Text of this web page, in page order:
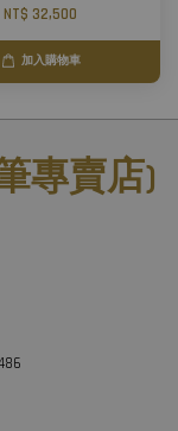
NT$ 32,500
加入購物車
專賣店)